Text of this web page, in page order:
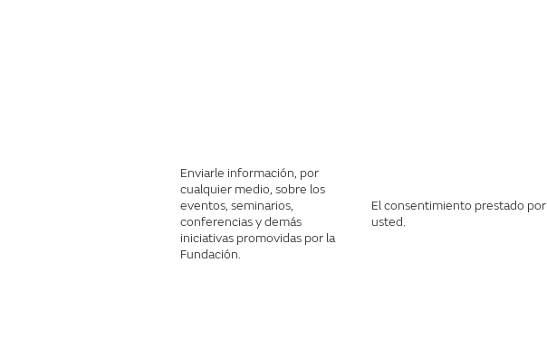
Enviarle información, por
cualquier medio, sobre los
eventos, seminarios,
conferencias y demás
iniciativas promovidas por la
Fundación.
El consentimiento prestado por
usted.